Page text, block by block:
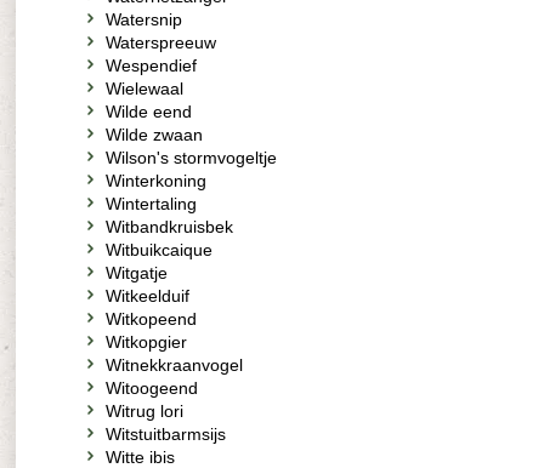
Watersnip
Waterspreeuw
Wespendief
Wielewaal
Wilde eend
Wilde zwaan
Wilson's stormvogeltje
Winterkoning
Wintertaling
Witbandkruisbek
Witbuikcaique
Witgatje
Witkeelduif
Witkopeend
Witkopgier
Witnekkraanvogel
Witoogeend
Witrug lori
Witstuitbarmsijs
Witte ibis